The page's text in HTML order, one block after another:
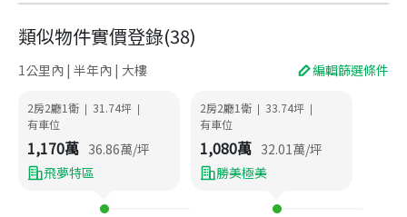
類似物件實價登錄(38)
1公里內 | 半年內 | 大樓 編輯篩選條件
2房2廳1衛 | 31.74坪 |
有車位
1,170萬 36.86萬/坪
飛夢特區
2房2廳1衛 | 33.74坪 |
有車位
1,080萬 32.01萬/坪
勝美極美